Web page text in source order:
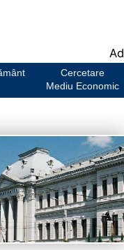
Cercetare
Mediu Economic